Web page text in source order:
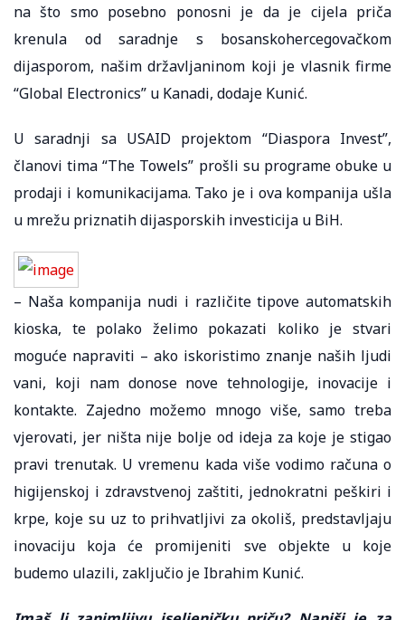
na što smo posebno ponosni je da je cijela priča
krenula od saradnje s bosanskohercegovačkom
dijasporom, našim državljaninom koji je vlasnik firme
“Global Electronics” u Kanadi, dodaje Kunić.
U saradnji sa USAID projektom “Diaspora Invest”,
članovi tima “The Towels” prošli su programe obuke u
prodaji i komunikacijama. Tako je i ova kompanija ušla
u mrežu priznatih dijasporskih investicija u BiH.
– Naša kompanija nudi i različite tipove automatskih
kioska, te polako želimo pokazati koliko je stvari
moguće napraviti – ako iskoristimo znanje naših ljudi
vani, koji nam donose nove tehnologije, inovacije i
kontakte. Zajedno možemo mnogo više, samo treba
vjerovati, jer ništa nije bolje od ideja za koje je stigao
pravi trenutak. U vremenu kada više vodimo računa o
higijenskoj i zdravstvenoj zaštiti, jednokratni peškiri i
krpe, koje su uz to prihvatljivi za okoliš, predstavljaju
inovaciju koja će promijeniti sve objekte u koje
budemo ulazili, zaključio je Ibrahim Kunić.